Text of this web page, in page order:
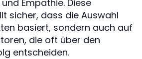
Empathie. Diese
sicher, dass die Auswahl
basiert, sondern auch auf
die oft über den
entscheiden.